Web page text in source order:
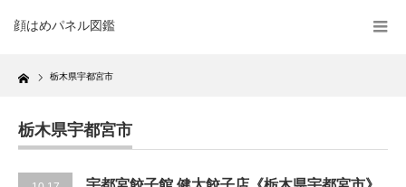
顔はめパネル図鑑
Home 栃木県宇都宮市
栃木県宇都宮市